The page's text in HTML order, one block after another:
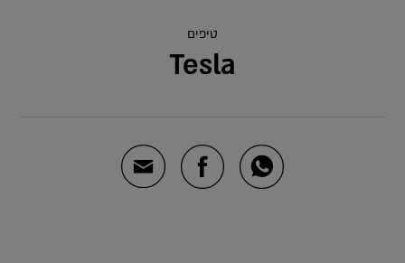
טיפים
Tesla